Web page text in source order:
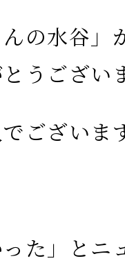
の水谷」
うござい
ございま
った」と